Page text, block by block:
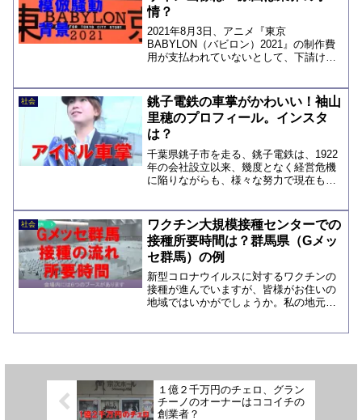
情？
2021年8月3日、アニメ『東京
BABYLON（バビロン）2021』の制作費
用が支払われていないとして、下請け制
地裁に提訴しました。『東京
BABYLON2021』は、2...
社会
銚子電鉄の車掌がかわいい！袖山
里穂のプロフィール。インスタ
は？
千葉県銚子市を走る、銚子電鉄は、1922
年の会社設立以来、幾度となく経営危機
に陥りながらも、様々な努力で現在も存
売でも話題となっていますね。2021年10
月1日からは、...
社会
ワクチン大規模接種センターでの
接種所要時間は？群馬県（Gメッ
セ群馬）の例
新型コロナウイルスに対するワクチンの
接種が進んでいますが、皆様がお住いの
地域ではいかがでしょうか。私の地元、
１億２千万円のチェロ、グラン
チーノのオーナーはココイチの
創業者？